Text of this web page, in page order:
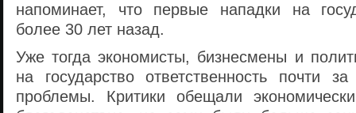
напоминает, что первые нападки на
более 30 лет назад.
Уже тогда экономисты, бизнесмены и
на государство ответственность почти
проблемы. Критики обещали